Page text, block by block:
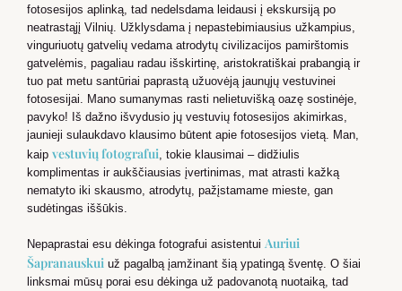
fotosesijos aplinką, tad nedelsdama leidausi į ekskursiją po
neatrastąjį Vilnių. Užklysdama į nepastebimiausius užkampius,
vinguriuotų gatvelių vedama atrodytų civilizacijos pamirštomis
gatvelėmis, pagaliau radau išskirtinę, aristokratiškai prabangią ir
tuo pat metu santūriai paprastą užuovėją jaunųjų vestuvinei
fotosesijai. Mano sumanymas rasti nelietuvišką oazę sostinėje,
pavyko! Iš dažno išvydusio jų vestuvių fotosesijos akimirkas,
jaunieji sulaukdavo klausimo būtent apie fotosesijos vietą. Man,
kaip vestuvių fotografui , tokie klausimai – didžiulis
komplimentas ir aukščiausias įvertinimas, mat atrasti kažką
nematyto iki skausmo, atrodytų, pažįstamame mieste, gan
sudėtingas iššūkis.
Nepaprastai esu dėkinga fotografui asistentui Auriui
Šapranauskui už pagalbą įamžinant šią ypatingą šventę. O šiai
linksmai mūsų porai esu dėkinga už padovanotą nuotaiką, tad